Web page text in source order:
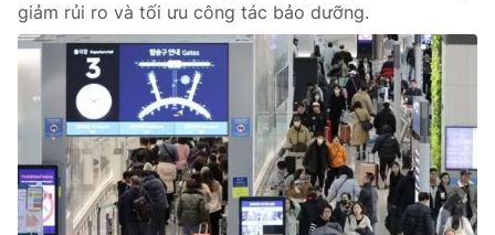
Photo Infographic
Video Shorts video
VTV Money VTV Thể thao
VTV Sức khoẻ Bất động sản
giảm rủi ro và tối ưu công tác bảo dưỡng.